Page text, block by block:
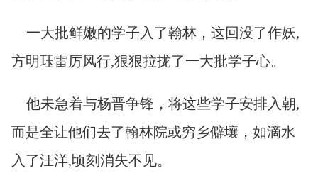
一大批鲜嫩的学子入了翰林，这回没了作妖,
方明珏雷厉风行,狠狠拉拢了一大批学子心。
他未急着与杨晋争锋，将这些学子安排入朝,
而是全让他们去了翰林院或穷乡僻壤，如滴水
入了汪洋,顷刻消失不见。